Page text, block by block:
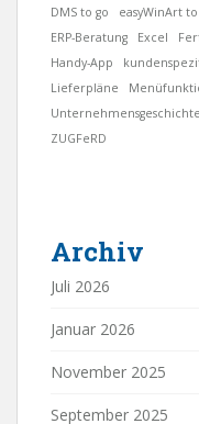
DMS to go
easyWinArt to
ERP-Beratung
Excel
Handy-App
Lieferpläne
Unternehmensgeschichte
ZUGFeRD
Archiv
Juli 2026
Januar 2026
November 2025
September 2025